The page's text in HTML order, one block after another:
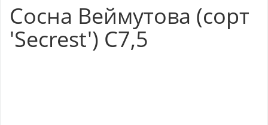
Сосна Веймутова (сорт
'Secrest') С7,5